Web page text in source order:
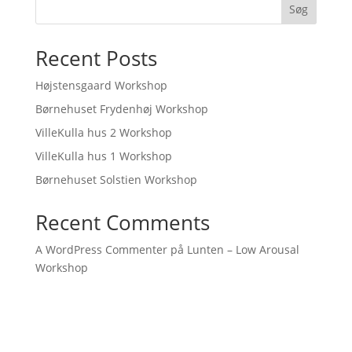
Søg
Recent Posts
Højstensgaard Workshop
Børnehuset Frydenhøj Workshop
VilleKulla hus 2 Workshop
VilleKulla hus 1 Workshop
Børnehuset Solstien Workshop
Recent Comments
A WordPress Commenterpå Lunten – Low Arousal
Workshop